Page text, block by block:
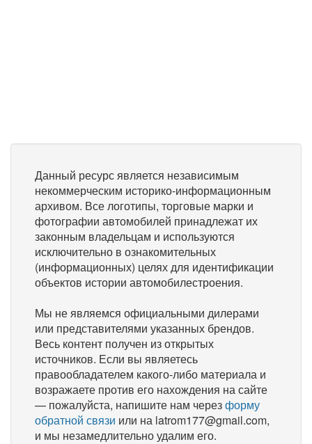
Данный ресурс является независимым
некоммерческим историко-информационным
архивом. Все логотипы, торговые марки и
фотографии автомобилей принадлежат их
законным владельцам и используются
исключительно в ознакомительных
(информационных) целях для идентификации
объектов истории автомобилестроения.
Мы не являемся официальными дилерами
или представителями указанных брендов.
Весь контент получен из открытых
источников. Если вы являетесь
правообладателем какого-либо материала и
возражаете против его нахождения на сайте
— пожалуйста, напишите нам черезформу
обратной связи или на latrom177@gmail.com,
и мы незамедлительно удалим его.